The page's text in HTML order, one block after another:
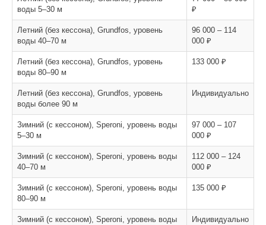
воды 5–30 м
₽
Летний (без кессона), Grundfos, уровень
воды 40–70 м
96 000 – 114
000 ₽
Летний (без кессона), Grundfos, уровень
воды 80–90 м
133 000 ₽
Летний (без кессона), Grundfos, уровень
воды более 90 м
Индивидуально
Зимний (с кессоном), Speroni, уровень воды
5–30 м
97 000 – 107
000 ₽
Зимний (с кессоном), Speroni, уровень воды
40–70 м
112 000 – 124
000 ₽
Зимний (с кессоном), Speroni, уровень воды
80–90 м
135 000 ₽
Зимний (с кессоном), Speroni, уровень воды
Индивидуально